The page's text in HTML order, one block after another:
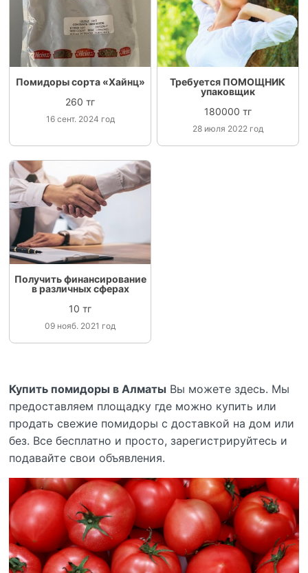
Помидоры сорта «Хайнц»
260 тг
16 сент. 2024 год
Требуется ПОМОЩНИК
упаковщик
180000 тг
28 июля 2022 год
Получить финансирование
в различных сферах
10 тг
09 нояб. 2021 год
Купить помидоры в Алматы Вы можете здесь. Мы
предоставляем площадку где можно купить или
продать свежие помидоры с доставкой на дом или
без. Все бесплатно и просто, зарегистрируйтесь и
подавайте свои объявления.